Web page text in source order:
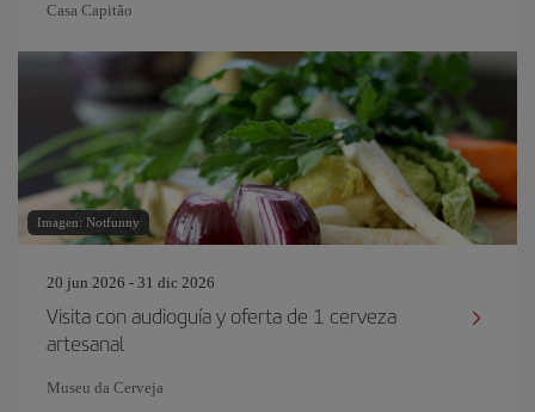
Casa Capitão
Imagen: Notfunny
20 jun 2026 - 31 dic 2026
Visita con audioguía y oferta de 1 cerveza
artesanal
Museu da Cerveja